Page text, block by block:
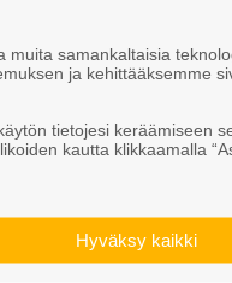
muita samankaltaisia
ja kehittääksemme
tietojesi keräämiseen
kautta klikkaamalla
Hyväksy kaikki